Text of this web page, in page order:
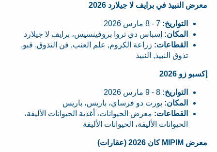
معرض النبيذ في برايف لا جيلارد 2026
التواريخ:
المكان: إسباس دي تروا بروفينسيس، برايف لا جيلارد
القطاعات: زراعة الكروم, علم العنب, فن التذوق, قبو,
تذوق النبيذ, النبيذ
إكسبو زو 2026
التواريخ:
المكان: بورت دو فرساي، باريس، باريس
القطاعات: معرض الحيوانات، أغذية الحيوانات الأليفة،
الحيوانات الأليفة، الحيوانات الأليفة
معرض MIPIM كان 2026 (عقارات)